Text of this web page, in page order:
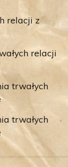
relacji z
relacji
trwałych
trwałych